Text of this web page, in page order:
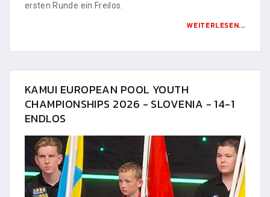
ersten Runde ein Freilos.
WEITERLESEN...
KAMUI EUROPEAN POOL YOUTH
CHAMPIONSHIPS 2026 - SLOVENIA - 14-1
ENDLOS